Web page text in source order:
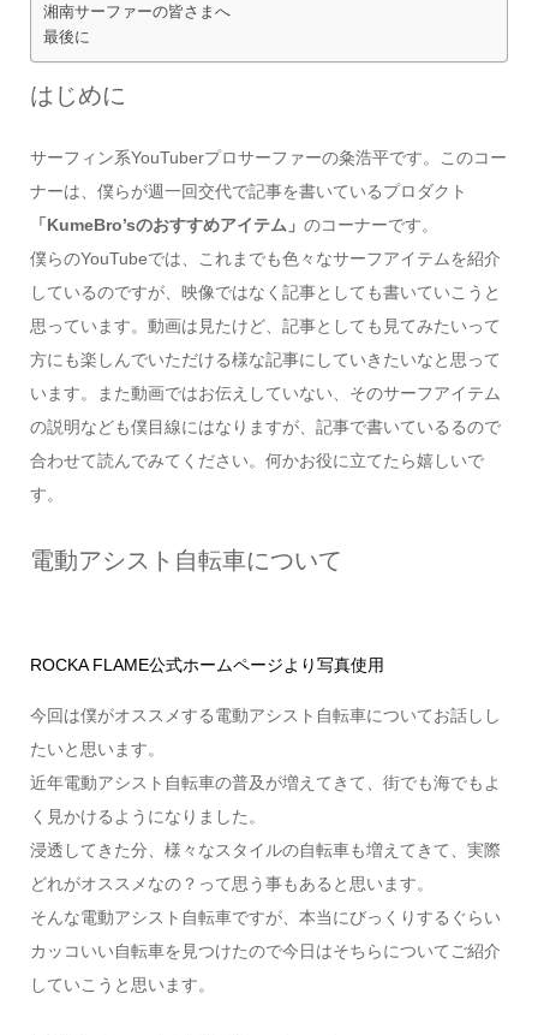
湘南サーファーの皆さまへ
最後に
はじめに
サーフィン系YouTuberプロサーファーの粂浩平です。このコー
ナーは、僕らが週一回交代で記事を書いているプロダクト
「KumeBro’sのおすすめアイテム」 のコーナーです。
僕らのYouTubeでは、これまでも色々なサーフアイテムを紹介
しているのですが、映像ではなく記事としても書いていこうと
思っています。動画は見たけど、記事としても見てみたいって
方にも楽しんでいただける様な記事にしていきたいなと思って
います。また動画ではお伝えしていない、そのサーフアイテム
の説明なども僕目線にはなりますが、記事で書いているるので
合わせて読んでみてください。何かお役に立てたら嬉しいで
す。
電動アシスト自転車について
ROCKA FLAME公式ホームページより写真使用
今回は僕がオススメする電動アシスト自転車についてお話しし
たいと思います。
近年電動アシスト自転車の普及が増えてきて、街でも海でもよ
く見かけるようになりました。
浸透してきた分、様々なスタイルの自転車も増えてきて、実際
どれがオススメなの？って思う事もあると思います。
そんな電動アシスト自転車ですが、本当にびっくりするぐらい
カッコいい自転車を見つけたので今日はそちらについてご紹介
していこうと思います。